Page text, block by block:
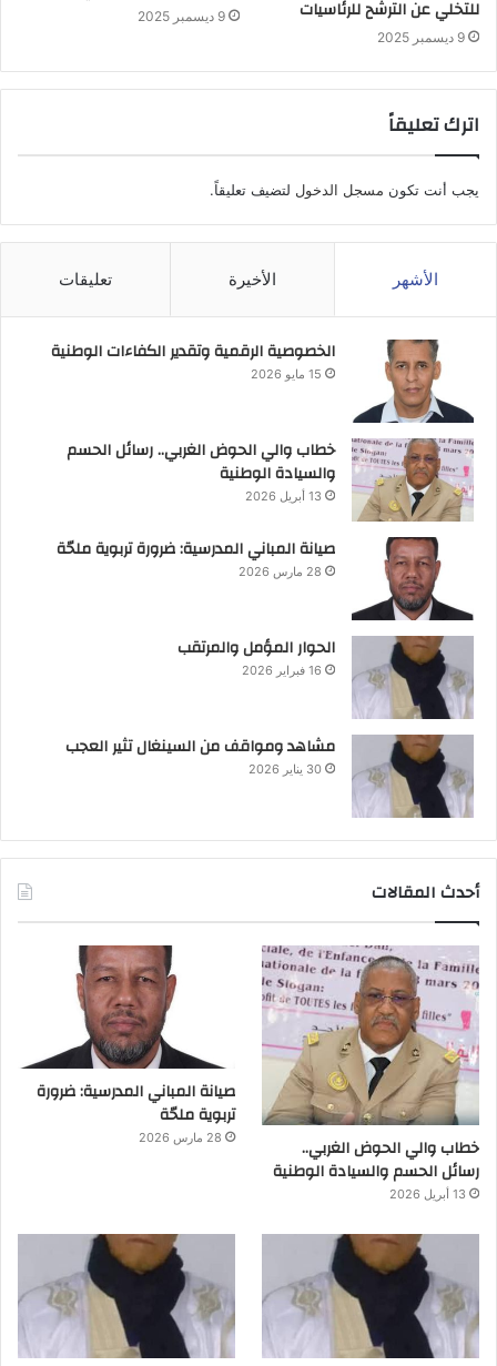
للتخلي عن الترشح للرئاسيات
9 ديسمبر 2025
9 ديسمبر 2025
اترك تعليقاً
يجب أنت تكون مسجل الدخول لتضيف تعليقاً.
الأشهر الأخيرة تعليقات
الخصوصية الرقمية وتقدير الكفاءات الوطنية
15 مايو 2026
خطاب والي الحوض الغربي.. رسائل الحسم
والسيادة الوطنية
13 أبريل 2026
صيانة المباني المدرسية: ضرورة تربوية ملحّة
28 مارس 2026
الحوار المؤمل والمرتقب
16 فبراير 2026
مشاهد ومواقف من السينغال تثير العجب
30 يناير 2026
أحدث المقالات
خطاب والي الحوض الغربي..
رسائل الحسم والسيادة الوطنية
13 أبريل 2026
صيانة المباني المدرسية: ضرورة
تربوية ملحّة
28 مارس 2026